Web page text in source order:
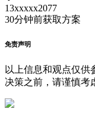
13xxxxx2077
30分钟前获取方案
免责声明
以上信息和观点仅供
决策之前，请谨慎考